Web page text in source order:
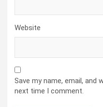
Website
Save my name, email,
next time I comment.